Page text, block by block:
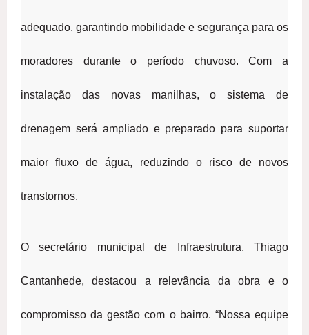
adequado, garantindo mobilidade e segurança para os
moradores durante o período chuvoso. Com a
instalação das novas manilhas, o sistema de
drenagem será ampliado e preparado para suportar
maior fluxo de água, reduzindo o risco de novos
transtornos.
O secretário municipal de Infraestrutura, Thiago
Cantanhede, destacou a relevância da obra e o
compromisso da gestão com o bairro. “Nossa equipe